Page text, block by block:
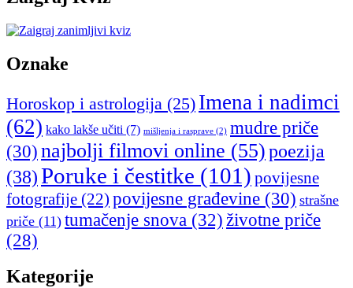
Oznake
Horoskop i astrologija (25) Imena i nadimci
(62) kako lakše učiti (7) mišljenja i rasprave (2) mudre priče
(30) najbolji filmovi online (55)poezija
(38)Poruke i čestitke (101) povijesne
fotografije (22) povijesne građevine (30) strašne
priče (11) tumačenje snova (32) životne priče
(28)
Kategorije